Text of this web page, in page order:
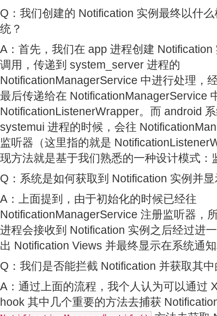
Q：我们创建的 Notification 实例最终以什
统？
A：首先，我们在 app 进程创建 Notification
调用，传递到 system_server 进程的
NotificationManagerService 中进行处理，
最后传递给在 NotificationManagerService
NotificationListenerWrapper。而 android
systemui 进程的时候，会往
监听器（这里指的就是
现方法就是基于我们熟悉的一种设计模式：
Q：系统是如何获取到 Notification 实例并
A：上面提到，由于初始化的时候已经往
NotificationManagerService 注册监听器，
进程会接收到 Notification 实例之后经过进
出 Notification Views 并最终显示在系统通
Q：我们是否能拦截 Notification 并获取其
A：通过上面的流程，我个人认为可以通过
hook 其中几个重要的方法去捕获